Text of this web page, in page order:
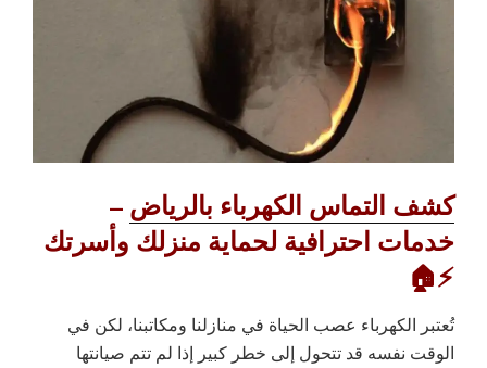
كشف التماس الكهرباء بالرياض –
خدمات احترافية لحماية منزلك وأسرتك
⚡🏠
تُعتبر الكهرباء عصب الحياة في منازلنا ومكاتبنا، لكن في
الوقت نفسه قد تتحول إلى خطر كبير إذا لم تتم صيانتها